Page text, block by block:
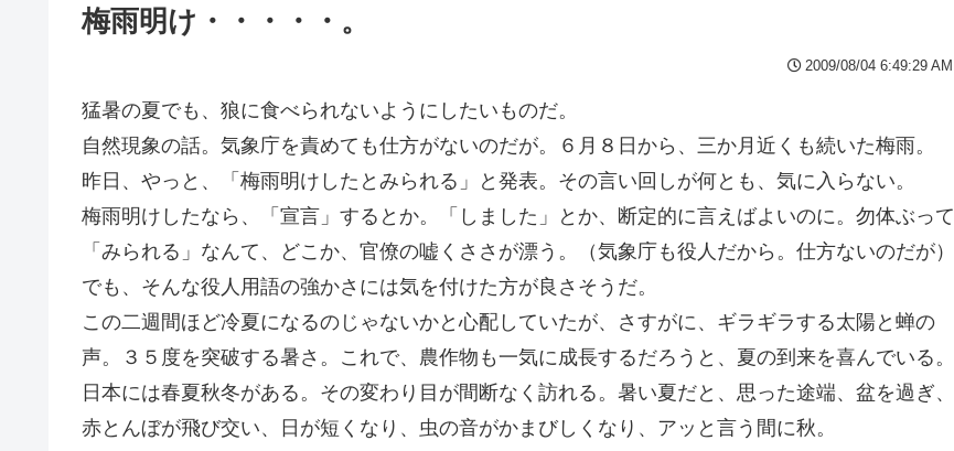
梅雨明け・・・・・。
2009/08/04 6:49:29 AM
猛暑の夏でも、狼に食べられないようにしたいものだ。
自然現象の話。気象庁を責めても仕方がないのだが。６月８日から、三か月近くも続いた梅雨。
昨日、やっと、「梅雨明けしたとみられる」と発表。その言い回しが何とも、気に入らない。
梅雨明けしたなら、「宣言」するとか。「しました」とか、断定的に言えばよいのに。勿体ぶって
「みられる」なんて、どこか、官僚の嘘くささが漂う。（気象庁も役人だから。仕方ないのだが）
でも、そんな役人用語の強かさには気を付けた方が良さそうだ。
この二週間ほど冷夏になるのじゃないかと心配していたが、さすがに、ギラギラする太陽と蝉の
声。３５度を突破する暑さ。これで、農作物も一気に成長するだろうと、夏の到来を喜んでいる。
日本には春夏秋冬がある。その変わり目が間断なく訪れる。暑い夏だと、思った途端、盆を過ぎ、
赤とんぼが飛び交い、日が短くなり、虫の音がかまびしくなり、アッと言う間に秋。